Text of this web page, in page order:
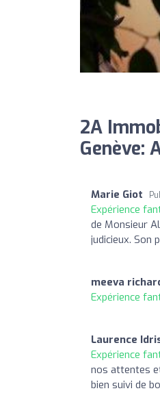
2A
Genève:
Marie Giot
Expérience
de Monsieur
judicieux. Son
meeva
Expérience
Laurence
Expérience
nos attentes
bien suivi de